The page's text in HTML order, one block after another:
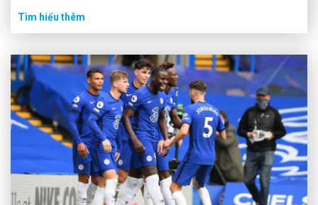
giới để tiện theo dõi. Vì vậy Fun88vie […]
Tìm hiểu thêm